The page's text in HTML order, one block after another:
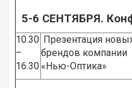
5-6 СЕНТЯБРЯ.
10.30
–
16.30
Презентация
брендов компании
«Нью-Оптика»